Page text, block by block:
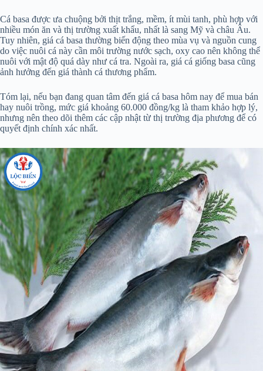
Cá basa được ưa chuộng bởi thịt trắng, mềm, ít mùi tanh, phù hợp với
nhiều món ăn và thị trường xuất khẩu, nhất là sang Mỹ và châu Âu.
Tuy nhiên, giá cá basa thường biến động theo mùa vụ và nguồn cung
do việc nuôi cá này cần môi trường nước sạch, oxy cao nên không thể
nuôi với mật độ quá dày như cá tra. Ngoài ra, giá cá giống basa cũng
ảnh hưởng đến giá thành cá thương phẩm.
Tóm lại, nếu bạn đang quan tâm đến giá cá basa hôm nay để mua bán
hay nuôi trồng, mức giá khoảng 60.000 đồng/kg là tham khảo hợp lý,
nhưng nên theo dõi thêm các cập nhật từ thị trường địa phương để có
quyết định chính xác nhất.